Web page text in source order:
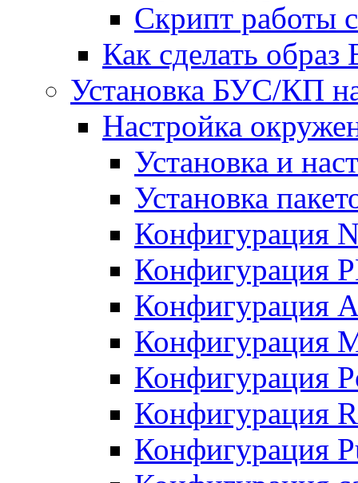
Скрипт работы
Как сделать
Установка БУС/КП
Настройка
Установка и
Установка
Конфигурация
Конфигурация
Конфигурация
Конфигурация
Конфигурация
Конфигурация
Конфигурация